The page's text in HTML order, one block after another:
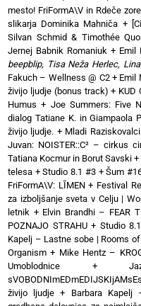
mesto! FriFormA\V in Rdeče zore
slikarja Dominika Mahniča +
Silvan Schmid & Timothée
Jernej Babnik Romaniuk + Emil
beepblip, Tisa Neža Herlec,
Fakuch – Wellness @ C2+ Emil
živijo ljudje (bonus track) + KUD
Humus + Joe Summers: Five
dialog Tatiane K. in Giampaola P.
živijo ljudje. + Mladi
Juvan: NOISTER::C² – cirkus
Tatiana Kocmur in Borut Savski +
telesa +Studio 8.1 #3 + Šum
FriFormA\V: LĪMEN+ Festival
za izboljšanje sveta v Celju |
letnik + Elvin Brandhi – FEAR
POZNAJO STRAHU+ Studio
Kapelj – Lastne sobe | Rooms
Organism + Mike Hentz –
Umoblodnice +
živijo ljudje + Barbara Kapelj